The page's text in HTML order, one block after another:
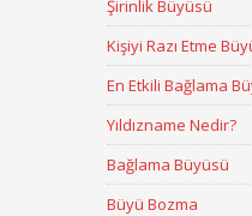
Şirinlik Büyüsü
Kişiyi Razı Etme
En Etkili Bağlama
Yıldızname Nedir?
Bağlama Büyüsü
Büyü Bozma